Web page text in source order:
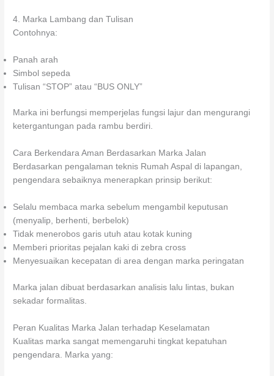
4. Marka Lambang dan Tulisan
Contohnya:
Panah arah
Simbol sepeda
Tulisan “STOP” atau “BUS ONLY”
Marka ini berfungsi memperjelas fungsi lajur dan mengurangi
ketergantungan pada rambu berdiri.
Cara Berkendara Aman Berdasarkan Marka Jalan
Berdasarkan pengalaman teknis Rumah Aspal di lapangan,
pengendara sebaiknya menerapkan prinsip berikut:
Selalu membaca marka sebelum mengambil keputusan
(menyalip, berhenti, berbelok)
Tidak menerobos garis utuh atau kotak kuning
Memberi prioritas pejalan kaki di zebra cross
Menyesuaikan kecepatan di area dengan marka peringatan
Marka jalan dibuat berdasarkan analisis lalu lintas, bukan
sekadar formalitas.
Peran Kualitas Marka Jalan terhadap Keselamatan
Kualitas marka sangat memengaruhi tingkat kepatuhan
pengendara. Marka yang: